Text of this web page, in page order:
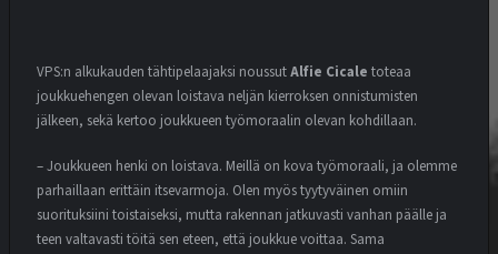
VPS:n alkukauden tähtipelaajaksi noussutAlfie Cicale toteaa
joukkuehengen olevan loistava neljän kierroksen onnistumisten
jälkeen, sekä kertoo joukkueen työmoraalin olevan kohdillaan.
– Joukkueen henki on loistava. Meillä on kova työmoraali, ja olemme
parhaillaan erittäin itsevarmoja. Olen myös tyytyväinen omiin
suorituksiini toistaiseksi, mutta rakennan jatkuvasti vanhan päälle ja
teen valtavasti töitä sen eteen, että joukkue voittaa. Sama